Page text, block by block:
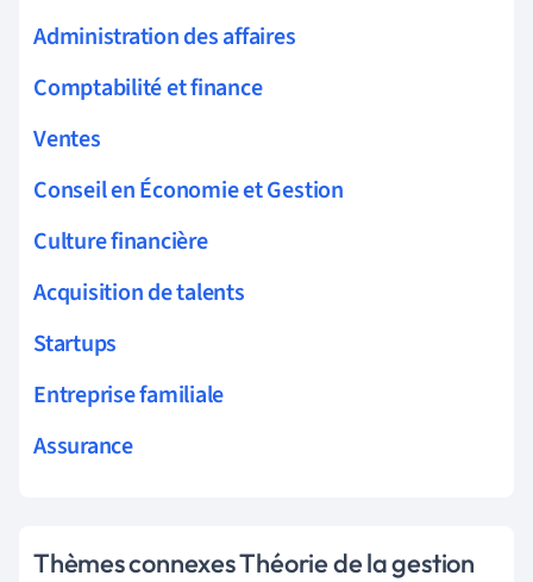
Administration des affaires
Comptabilité et finance
Ventes
Conseil en Économie et Gestion
Culture financière
Acquisition de talents
Startups
Entreprise familiale
Assurance
Thèmes connexes Théorie de la gestion